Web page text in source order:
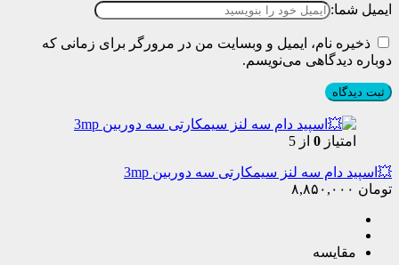
ایمیل شما:
ذخیره نام، ایمیل و وبسایت من در مرورگر برای زمانی که
دوباره دیدگاهی می‌نویسم.
امتیاز 0 از 5
💥اسپید دام سه لنز سیمکارتی سه دوربین 3mp
تومان
مقایسه